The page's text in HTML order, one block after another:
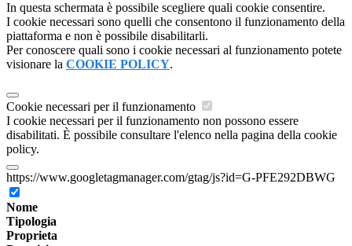
In questa schermata è possibile scegliere quali cookie consentire.
I cookie necessari sono quelli che consentono il funzionamento della
piattaforma e non è possibile disabilitarli.
Per conoscere quali sono i cookie necessari al funzionamento potete
visionare la COOKIE POLICY.
Cookie necessari per il funzionamento
I cookie necessari per il funzionamento non possono essere
disabilitati. È possibile consultare l'elenco nella pagina della cookie
policy.
https://www.googletagmanager.com/gtag/js?id=G-PFE292DBWG
Nome
Tipologia
Proprieta